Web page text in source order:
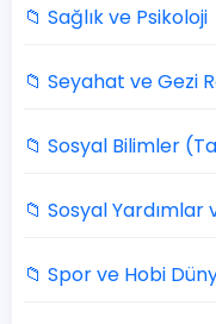
📁 Sağlık ve Psikoloji
📁 Seyahat ve Gezi
📁 Sosyal Bilimler
📁 Sosyal
📁 Spor ve Hobi